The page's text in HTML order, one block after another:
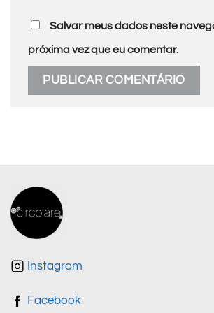
Salvar meus dados neste
próxima vez que eu comentar.
Instagram
Facebook